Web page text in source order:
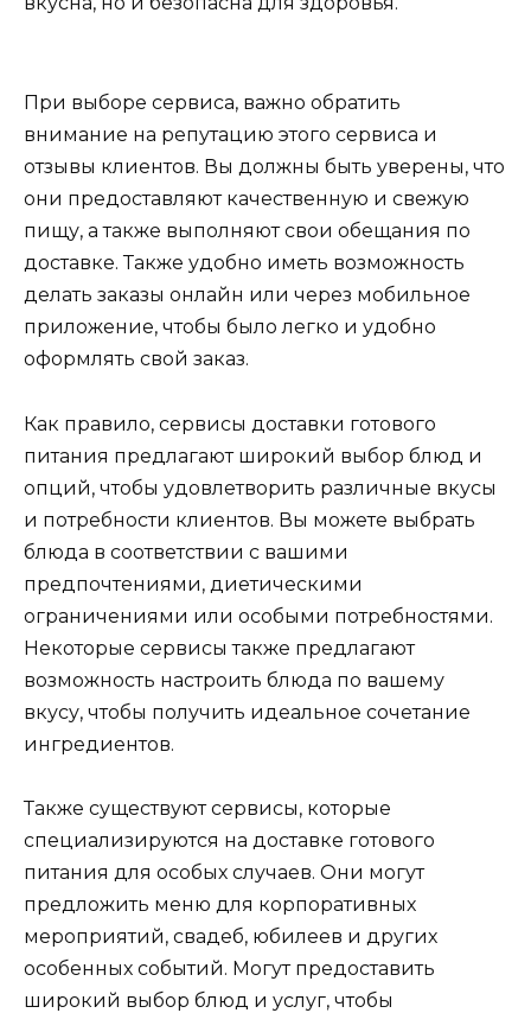
При выборе сервиса, важно обратить
внимание на репутацию этого сервиса и
отзывы клиентов. Вы должны быть уверены, что
они предоставляют качественную и свежую
пищу, а также выполняют свои обещания по
доставке. Также удобно иметь возможность
делать заказы онлайн или через мобильное
приложение, чтобы было легко и удобно
оформлять свой заказ.
Как правило, сервисы доставки готового
питания предлагают широкий выбор блюд и
опций, чтобы удовлетворить различные вкусы
и потребности клиентов. Вы можете выбрать
блюда в соответствии с вашими
предпочтениями, диетическими
ограничениями или особыми потребностями.
Некоторые сервисы также предлагают
возможность настроить блюда по вашему
вкусу, чтобы получить идеальное сочетание
ингредиентов.
Также существуют сервисы, которые
специализируются на доставке готового
питания для особых случаев. Они могут
предложить меню для корпоративных
мероприятий, свадеб, юбилеев и других
особенных событий. Могут предоставить
широкий выбор блюд и услуг, чтобы